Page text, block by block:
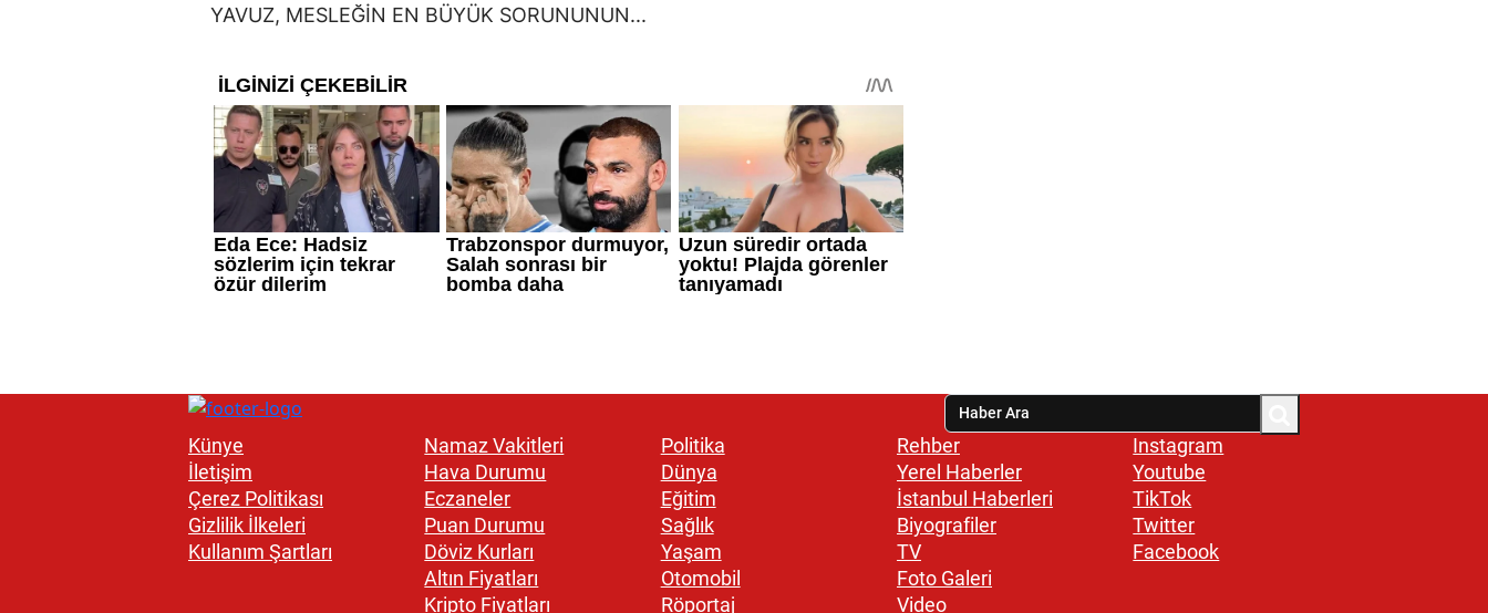
Künye
İletişim
Çerez Politikası
Gizlilik İlkeleri
Kullanım Şartları
Namaz Vakitleri
Hava Durumu
Eczaneler
Puan Durumu
Döviz Kurları
Altın Fiyatları
Kripto Fiyatları
Politika
Dünya
Eğitim
Sağlık
Yaşam
Otomobil
Röportaj
Rehber
Yerel Haberler
İstanbul Haberleri
Biyografiler
TV
Foto Galeri
Video
Instagram
Youtube
TikTok
Twitter
Facebook